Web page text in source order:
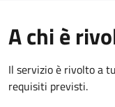
A chi è
Il servizio è rivolto a
requisiti previsti.